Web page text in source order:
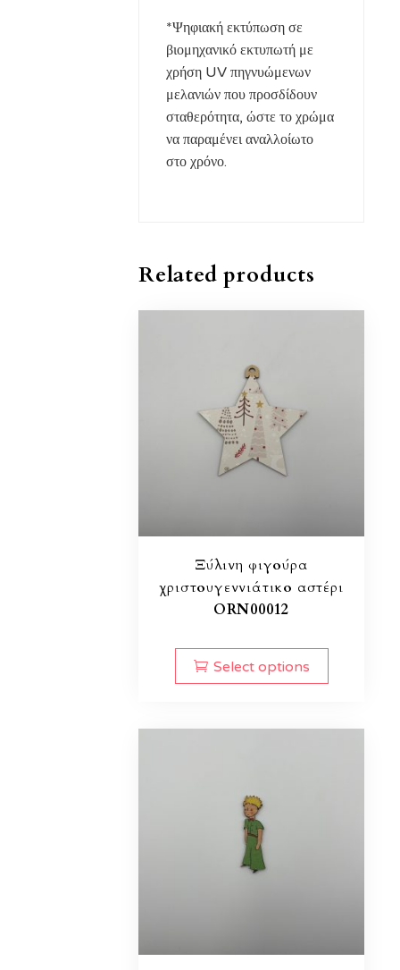
*Ψηφιακή εκτύπωση σε
βιομηχανικό εκτυπωτή με
χρήση UV πηγνυώμενων
μελανιών που προσδίδουν
σταθερότητα, ώστε το χρώμα
να παραμένει αναλλοίωτο
στο χρόνο.
Related products
Ξύλινη φιγούρα
χριστουγεννιάτικο αστέρι
ORN00012
Select options